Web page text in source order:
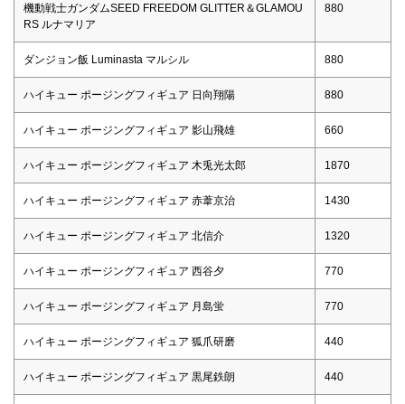
機動戦士ガンダムSEED FREEDOM GLITTER＆GLAMOU
RS ルナマリア
880
ダンジョン飯 Luminasta マルシル 880
ハイキュー ポージングフィギュア 日向翔陽 880
ハイキュー ポージングフィギュア 影山飛雄 660
ハイキュー ポージングフィギュア 木兎光太郎 1870
ハイキュー ポージングフィギュア 赤葦京治 1430
ハイキュー ポージングフィギュア 北信介 1320
ハイキュー ポージングフィギュア 西谷夕 770
ハイキュー ポージングフィギュア 月島蛍 770
ハイキュー ポージングフィギュア 狐爪研磨 440
ハイキュー ポージングフィギュア 黒尾鉄朗 440